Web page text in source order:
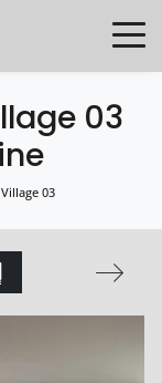
03
Village 03